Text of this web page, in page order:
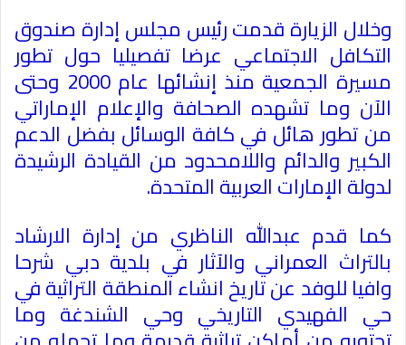
وخلال الزيارة قدمت رئيس مجلس إدارة صندوق
التكافل الاجتماعي عرضا تفصيليا حول تطور
مسيرة الجمعية منذ إنشائها عام 2000 وحتى
الآن وما تشهده الصحافة والإعلام الإماراتي
من تطور هائل في كافة الوسائل بفضل الدعم
الكبير والدائم واللامحدود من القيادة الرشيدة
لدولة الإمارات العربية المتحدة.
كما قدم عبدالله الناظري من إدارة الارشاد
بالتراث العمراني والآثار في بلدية دبي شرحا
وافيا للوفد عن تاريخ انشاء المنطقة التراثية في
حي الفهيدي التاريخي وحي الشندغة وما